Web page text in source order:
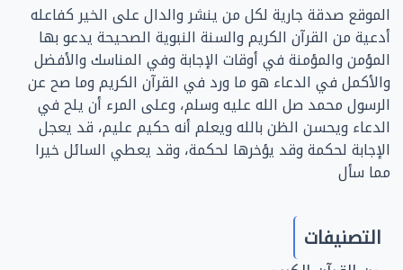
الموقع صدقة جارية لكل من ينشر والدال على الخير كفاعله
أدعية من القرآن الكريم والسنة النبوية الصحيحة يدعو بها
المؤمن والمؤمنة في أوقات الإجابة وفي المناسك والأفضل
والأكمل في الدعاء هو ما ورد في القرآن الكريم وما صح عن
الرسول محمد صل الله عليه وسلم، وعلى المرء أن يلح في
الدعاء ويحسن الظن بالله ويعلم أنه حكيم عليم، قد يعجل
الإجابة لحكمة وقد يؤخرها لحكمة، وقد يعطي السائل خيرا
مما سأل
التصنيفات